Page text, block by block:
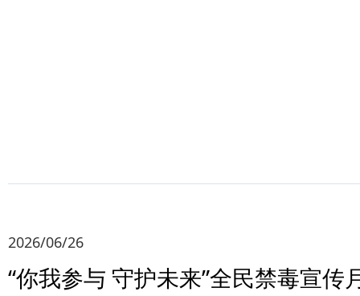
2026/06/26
“你我参与 守护未来”全民禁毒宣传